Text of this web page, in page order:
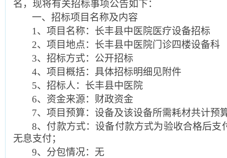
名，现将有关招标事项公告如下：
一、招标项目名称及内容
1 、项目名称：长丰县中医院医疗设备招标
2、项目地点：长丰县中医院门诊四楼设备科
3、招标方式：公开招标
4、项目概括：具体招标明细见附件
5、招标人：长丰县中医院
6、资金来源：财政资金
7、项目预算：设备及该设备所需耗材共计预
8、付款方式：设备付款方式为验收合格后支
无息支付；
9、分包情况：无